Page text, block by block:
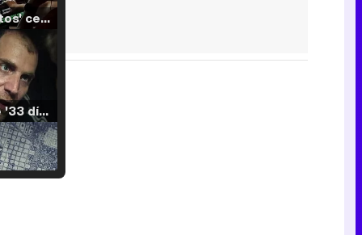
'120 Minutos' celebra sus 2.000 programas en Telemadrid con un vídeo del día a día en la redacción
Tráiler de '33 días', la nueva serie de Atresplayer con Julián Villagrán y José Manuel Poga